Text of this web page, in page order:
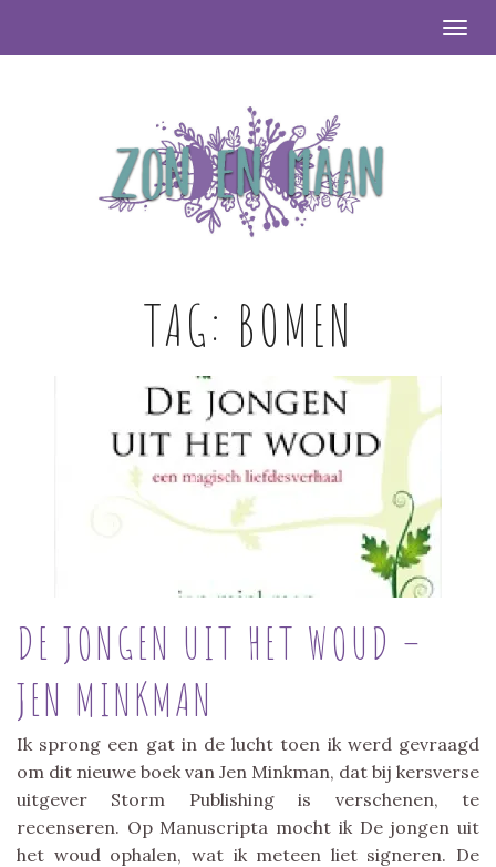
TAG: BOMEN
DE JONGEN UIT HET WOUD –
JEN MINKMAN
Ik sprong een gat in de lucht toen ik werd gevraagd
om dit nieuwe boek van Jen Minkman, dat bij kersverse
uitgever Storm Publishing is verschenen, te
recenseren. Op Manuscripta mocht ik De jongen uit
het woud ophalen, wat ik meteen liet signeren. De